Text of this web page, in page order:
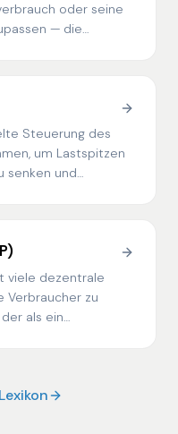
oder seine
— die
Steuerung des
um Lastspitzen
senken und
viele dezentrale
Verbraucher zu
als ein